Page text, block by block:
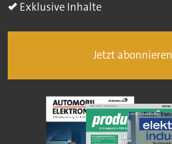
Exklusive Inhalte
Jetzt abonnieren